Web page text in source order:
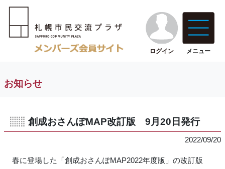
ログイン メニュー
お知らせ
創成おさんぽMAP改訂版 9月20日発行
2022/09/20
春に登場した「創成おさんぽMAP2022年度版」の改訂版